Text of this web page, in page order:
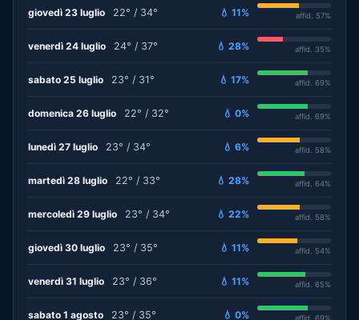
giovedì 23 luglio 22° / 34° 💧 11% affid. 57%
venerdì 24 luglio 24° / 37° 💧 28% affid. 35%
sabato 25 luglio 23° / 31° 💧 17% affid. 69%
domenica 26 luglio 22° / 32° 💧 0% affid. 69%
lunedì 27 luglio 23° / 34° 💧 6% affid. 58%
martedì 28 luglio 22° / 33° 💧 28% affid. 64%
mercoledì 29 luglio 23° / 34° 💧 22% affid. 58%
giovedì 30 luglio 23° / 35° 💧 11% affid. 54%
venerdì 31 luglio 23° / 36° 💧 11% affid. 65%
sabato 1 agosto 23° / 35° 💧 0% affid. 69%